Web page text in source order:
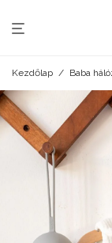
Kezdőlap / Baba